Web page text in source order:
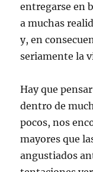
entregarse en
a muchas
y, en
seriamente la
Hay que
dentro de
pocos, nos
mayores que
angustiados